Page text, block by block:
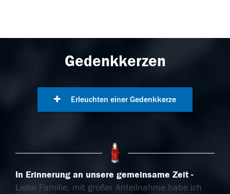
Gedenkkerzen
Erleuchten einer Gedenkkerze
In Erinnerung an unsere gemeinsame Zeit
Liebe Familie, mit großer Anteilnahme habe ich